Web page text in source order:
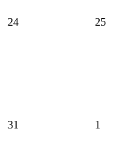
24 25
31 1